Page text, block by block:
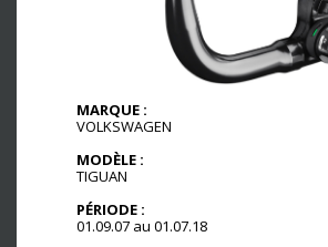
MARQUE :
VOLKSWAGEN
MODÈLE :
TIGUAN
PÉRIODE :
01.09.07 au 01.07.18